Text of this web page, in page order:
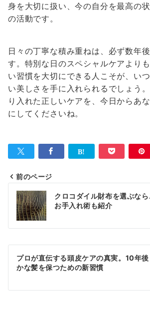
身を大切に扱い、今の自分を最高の
の活動です。
日々の丁寧な積み重ねは、必ず数年
す。特別な日のスペシャルケアより
い習慣を大切にできる人こそが、い
い美しさを手に入れられるでしょう
り入れた正しいケアを、今日からあ
にしてくださいね。
投
稿
ナ
ビ
ゲ
ー
シ
前のページ
クロコダイル財布を選ぶな
お手入れ術も紹介
プロが直伝する頭皮ケアの真実。10年後
かな髪を保つための新習慣